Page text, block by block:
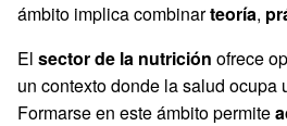
ámbito implica combinarteoría,
El sector de la nutrición ofrece
un contexto donde la salud ocupa
Formarse en este ámbito permite